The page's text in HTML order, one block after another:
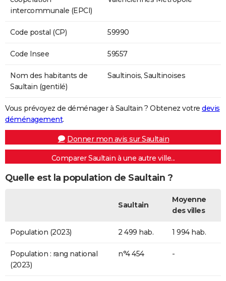
intercommunale (EPCI)
Code postal (CP) 59990
Code Insee 59557
Nom des habitants de
Saultain (gentilé)
Saultinois, Saultinoises
Vous prévoyez de déménager à Saultain ? Obtenez votre devis
déménagement.
Donner mon avis sur Saultain
Comparer Saultain à une autre ville...
Quelle est la population de Saultain ?
Saultain
Moyenne
des villes
Population (2023) 2 499 hab. 1 994 hab.
Population : rang national
(2023)
n°4 454 -